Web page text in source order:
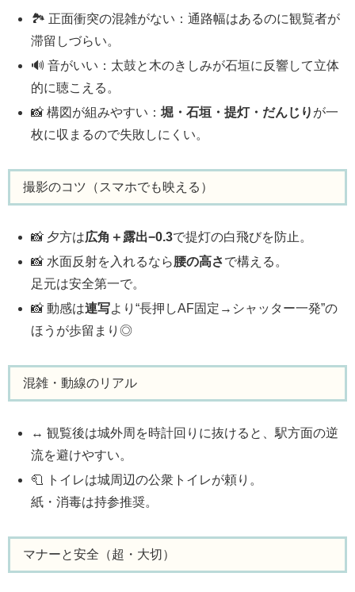
🏞️ 正面衝突の混雑がない：通路幅はあるのに観覧者が
滞留しづらい。
🔊 音がいい：太鼓と木のきしみが石垣に反響して立体
的に聴こえる。
📸 構図が組みやすい：堀・石垣・提灯・だんじり が一
枚に収まるので失敗しにくい。
撮影のコツ（スマホでも映える）
📸 夕方は広角＋露出−0.3で提灯の白飛びを防止。
📸 水面反射を入れるなら腰の高さで構える。
足元は安全第一で。
📸 動感は連写より“長押しAF固定→シャッター一発”の
ほうが歩留まり◎
混雑・動線のリアル
↔️ 観覧後は城外周を時計回りに抜けると、駅方面の逆
流を避けやすい。
🧻 トイレは城周辺の公衆トイレが頼り。
紙・消毒は持参推奨。
マナーと安全（超・大切）